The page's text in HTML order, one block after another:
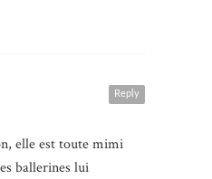
Reply
elle est toute mimi
ballerines lui